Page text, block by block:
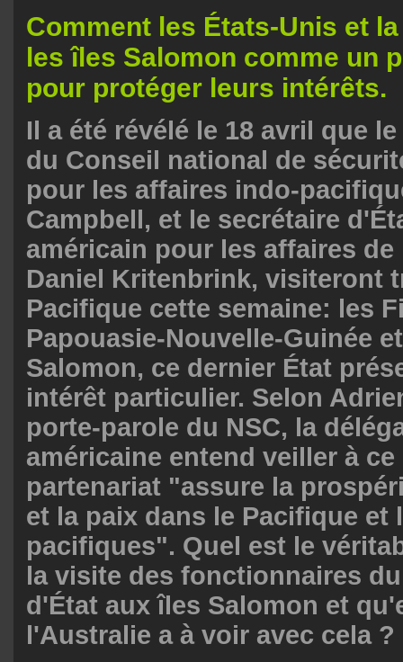
Comment les États-Unis et
les îles Salomon comme un
pour protéger leurs intérêts.
Il a été révélé le 18 avril que
du Conseil national de
pour les affaires indo-
Campbell, et le secrétaire
américain pour les affaires
Daniel Kritenbrink, visiteront
Pacifique cette semaine: les
Papouasie-Nouvelle-Guinée
Salomon, ce dernier État
intérêt particulier. Selon
porte-parole du NSC, la
américaine entend veiller à
partenariat "assure la
et la paix dans le Pacifique et
pacifiques". Quel est le
la visite des fonctionnaires
d'État aux îles Salomon et
l'Australie a à voir avec cela ?